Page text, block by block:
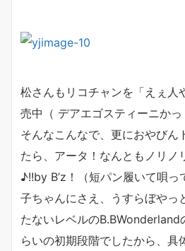
松さんもリコチャンを「えぇ人
売中（ デアエゴスティーニかっ
そんなこんなで、更におやびん
たら、アータ！なんともノリノ
♪!!by B’z！（短パン履いて唄
子ちゃんにさえ、うすらぼやっ
たないレベルのB.BWonderland
らいの初期段階でしたから、具